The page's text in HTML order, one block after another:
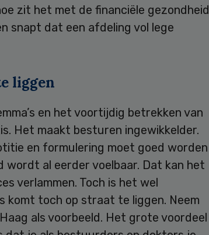
zit het met de financiële gezondheid
snapt dat een afdeling vol lege
liggen
en het voortijdig betrekken van
Het maakt besturen ingewikkelder.
en formulering moet goed worden
wordt al eerder voelbaar. Dat kan het
verlammen. Toch is het wel
komt toch op straat te liggen. Neem
als voorbeeld. Het grote voordeel